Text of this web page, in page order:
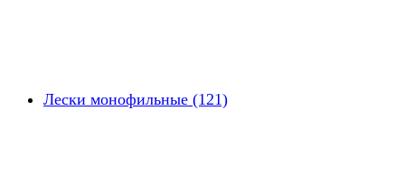
Лески монофильные (121)